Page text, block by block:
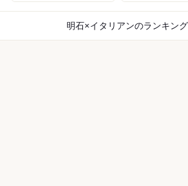
明石×イタリアンのランキン